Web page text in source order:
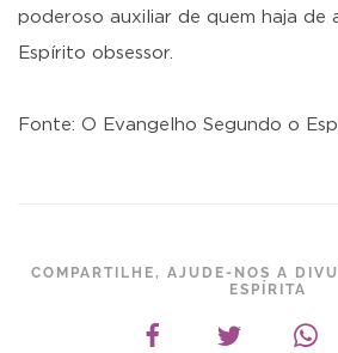
poderoso auxiliar de quem haja de
Espírito obsessor.
Fonte: O Evangelho Segundo o
COMPARTILHE, AJUDE-NOS A
ESPÍRITA